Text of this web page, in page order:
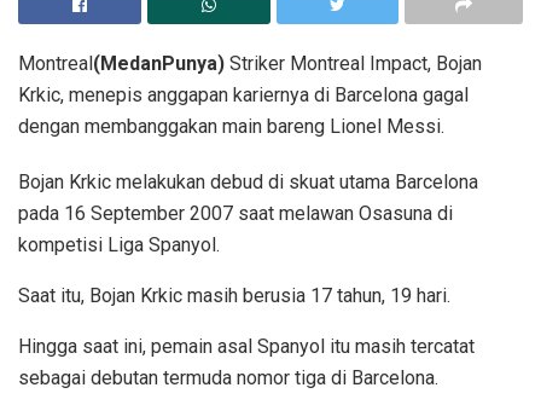
Montreal(MedanPunya) Striker Montreal Impact, Bojan
Krkic, menepis anggapan kariernya di Barcelona gagal
dengan membanggakan main bareng Lionel Messi.
Bojan Krkic melakukan debud di skuat utama Barcelona
pada 16 September 2007 saat melawan Osasuna di
kompetisi Liga Spanyol.
Saat itu, Bojan Krkic masih berusia 17 tahun, 19 hari.
Hingga saat ini, pemain asal Spanyol itu masih tercatat
sebagai debutan termuda nomor tiga di Barcelona.